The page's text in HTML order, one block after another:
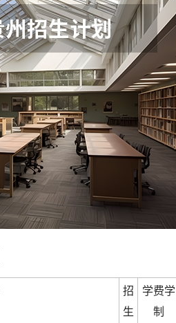
招
生
学费学
制